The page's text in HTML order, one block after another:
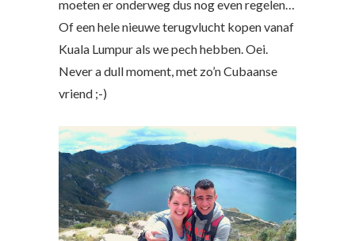
moeten er onderweg dus nog even regelen…
Of een hele nieuwe terugvlucht kopen vanaf
Kuala Lumpur als we pech hebben. Oei.
Never a dull moment, met zo’n Cubaanse
vriend ;-)